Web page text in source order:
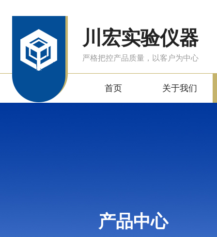
川宏实验仪器
严格把控产品质量，以客户为中心
首页 关于我们
产品中心